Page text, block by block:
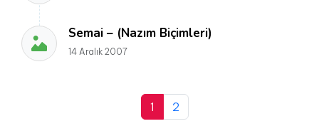
Semai – (Nazım Biçimleri)
14 Aralık 2007
1 2